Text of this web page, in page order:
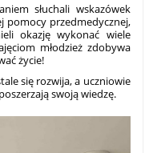
słuchali wskazówek
pomocy przedmedycznej,
okazję wykonać wiele
młodzież zdobywa
życie!
się rozwija, a uczniowie
swoją wiedzę.